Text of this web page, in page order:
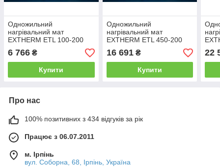
Одножильний
нагрівальний мат
EXTHERM ETL 100-200
6 766 ₴
Купити
Одножильний
нагрівальний мат
EXTHERM ETL 450-200
16 691₴
Купити
22
Про нас
100% позитивних з 434 відгуків за рік
Працює з 06.07.2011
м. Ірпінь
вул. Соборна, 68, Ірпінь, Україна